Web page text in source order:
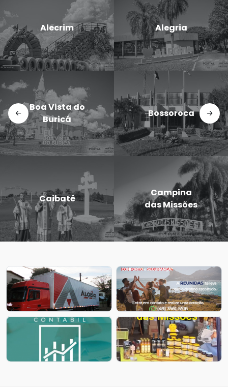
Alecrim Alegria
Boa Vista do
Buricá
Bossoroca
Caibaté
Campina
das Missões